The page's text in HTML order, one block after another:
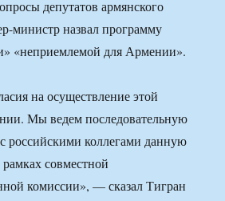
депутатов армянского
министр назвал программу
«неприемлемой для Армении».
на осуществление этой
Мы ведем последовательную
российскими коллегами данную
совместной
комиссии», — сказал Тигран